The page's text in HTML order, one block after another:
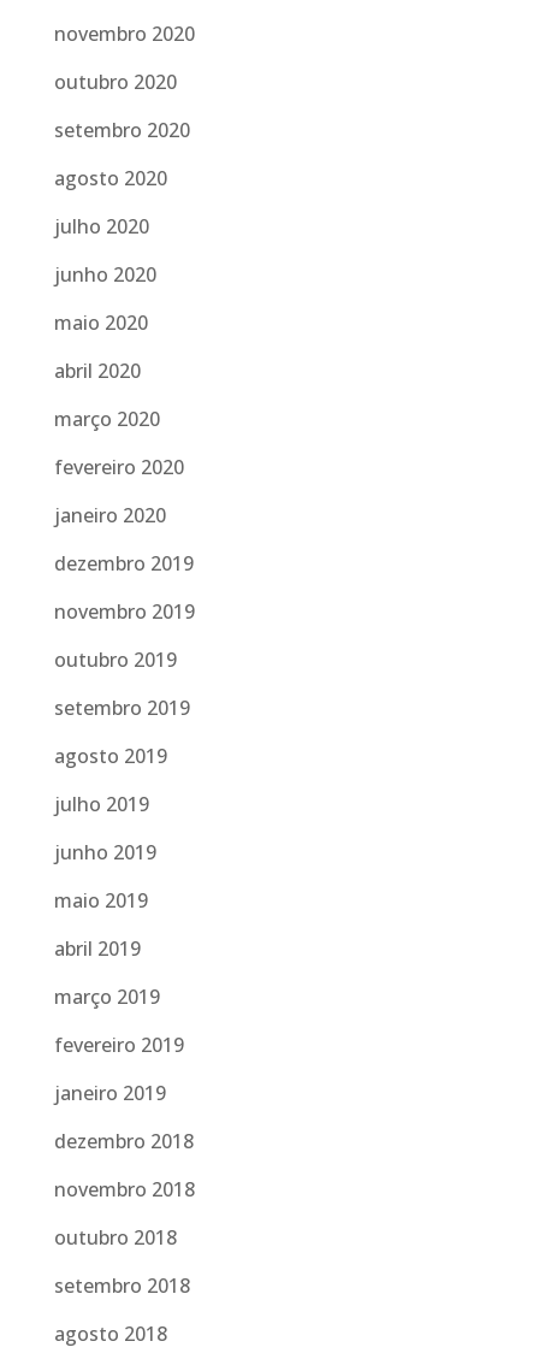
novembro 2020
outubro 2020
setembro 2020
agosto 2020
julho 2020
junho 2020
maio 2020
abril 2020
março 2020
fevereiro 2020
janeiro 2020
dezembro 2019
novembro 2019
outubro 2019
setembro 2019
agosto 2019
julho 2019
junho 2019
maio 2019
abril 2019
março 2019
fevereiro 2019
janeiro 2019
dezembro 2018
novembro 2018
outubro 2018
setembro 2018
agosto 2018